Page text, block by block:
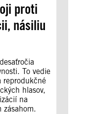
proti
násiliu
To vedie
reprodukčné
hlasov,
na
zásahom.